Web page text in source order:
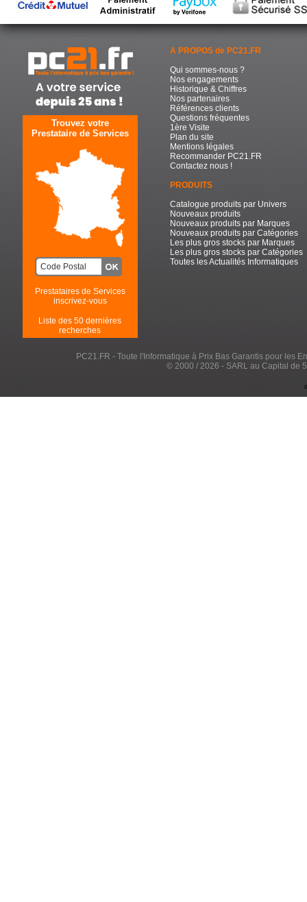
Trouvez votre
Prestataire de Services
Prestataires de Services
inscrivez-vous
Liste des 50 dernières
recherches
A PROPOS de PC21.FR
Qui sommes-nous ?
Nos engagements
Historique & Chiffres
Nos partenaires
Références clients
Questions fréquentes
1ère Visite
Plan du site
Mentions légales
Recommander PC21.FR
Contactez nous !
PRODUITS
Catalogue produits par Univers
Nouveaux produits
Nouveaux produits par Marques
Nouveaux produits par Catégories
Les plus gros stocks par Marques
Les plus gros stocks par Catégories
Toutes les Actualités Informatiques
PC21.FR - Toute l'Informatique à Prix Bas Garantis pour les
© 2000 / 2026 - SARL au Capital de